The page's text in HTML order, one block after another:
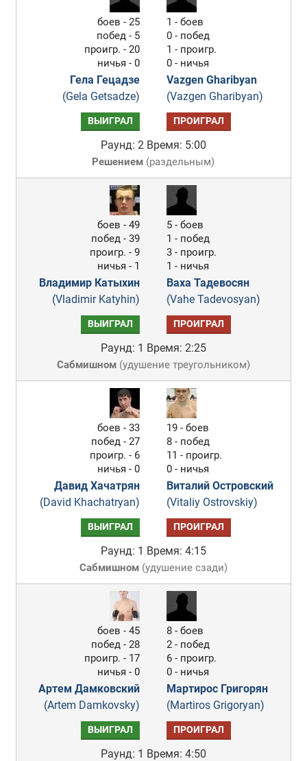
боев - 25
побед - 5
проигр. - 20
ничья - 0
Гела Гецадзе
(Gela Getsadze)
1 - боев
0 - побед
1 - проигр.
0 - ничья
Vazgen Gharibyan
(Vazgen Gharibyan)
ВЫИГРАЛ ПРОИГРАЛ
Раунд: 2 Время: 5:00
Решением (раздельным)
боев - 49
побед - 39
проигр. - 9
ничья - 1
Владимир Катыхин
(Vladimir Katyhin)
5 - боев
1 - побед
3 - проигр.
1 - ничья
Ваха Тадевосян
(Vahe Tadevosyan)
ВЫИГРАЛ ПРОИГРАЛ
Раунд: 1 Время: 2:25
Сабмишном(удушение треугольником)
боев - 33
побед - 27
проигр. - 6
ничья - 0
Давид Хачатрян
(David Khachatryan)
19 - боев
8 - побед
11 - проигр.
0 - ничья
Виталий Островский
(Vitaliy Ostrovskiy)
ВЫИГРАЛ ПРОИГРАЛ
Раунд: 1 Время: 4:15
Сабмишном(удушение сзади)
боев - 45
побед - 28
проигр. - 17
ничья - 0
Артем Дамковский
(Artem Damkovsky)
8 - боев
2 - побед
6 - проигр.
0 - ничья
Мартирос Григорян
(Martiros Grigoryan)
ВЫИГРАЛ ПРОИГРАЛ
Раунд: 1 Время: 4:50